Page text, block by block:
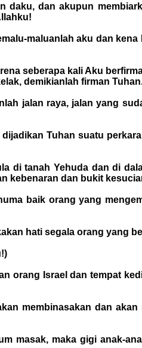
daku, dan akupun
maluanlah aku dan kena
seberapa kali Aku
demikianlah firman
jalan raya, jalan yang
Tuhan suatu
di tanah Yehuda dan di
kebenaran dan bukit
baik orang yang
hati segala orang yang
orang Israel dan tempat
membinasakan dan akan
masak, maka gigi anak-